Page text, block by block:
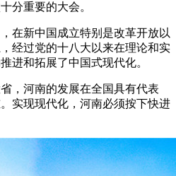
分重要的大会。
新中国成立特别是改革开放以
经过党的十八大以来在理论和实
进和拓展了中国式现代化。
河南的发展在全国具有代表
实现现代化，河南必须按下快进